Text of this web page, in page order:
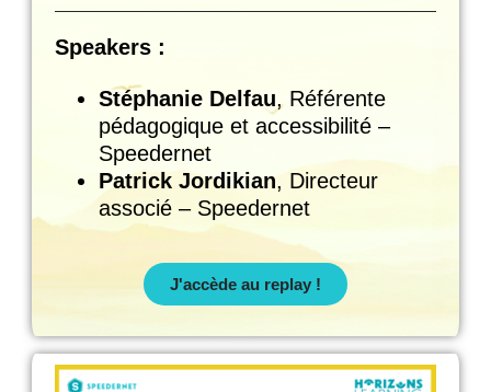
Speakers :
Stéphanie Delfau, Référente
pédagogique et accessibilité –
Speedernet
Patrick Jordikian, Directeur
associé – Speedernet
J'accède au replay !